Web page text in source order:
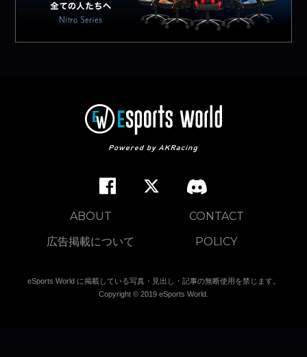
ABOUT
CONTACT
広告掲載について
POLICY
eSports World に掲載している写真・見出し・記事の無断使用を禁じます。
Copyright © 2019 eSports World.